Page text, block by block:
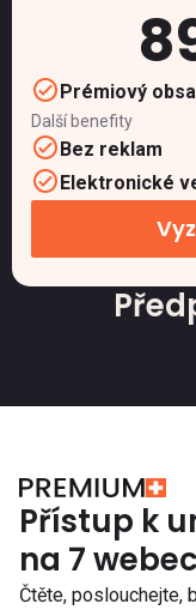
Prémiový
Další benefity
Bez reklam
Elektronické
Přístup k
na 7
Čtěte, poslouchejte,